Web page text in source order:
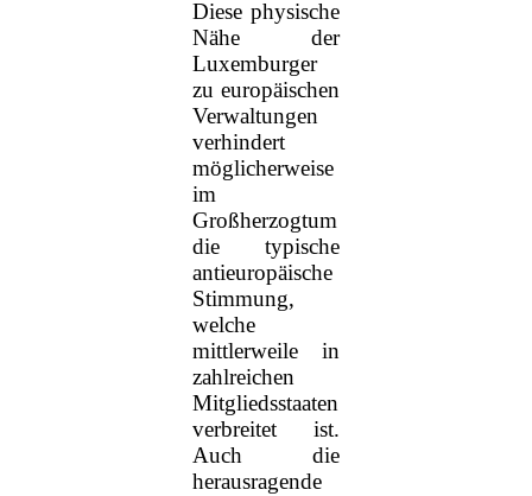
Diese physische
Nähe der
Luxemburger
zu europäischen
Verwaltungen
verhindert
möglicherweise
im
Großherzogtum
die typische
antieuropäische
Stimmung,
welche
mittlerweile in
zahlreichen
Mitgliedsstaaten
verbreitet ist.
Auch die
herausragende